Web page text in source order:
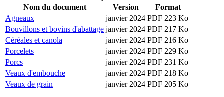
Nom du document
Version
Format
Agneaux
janvier 2024 PDF 223 Ko
Bouvillons et bovins d'abattage janvier 2024 PDF 217 Ko
Céréales et canola
janvier 2024 PDF 216 Ko
Porcelets
janvier 2024 PDF 229 Ko
Porcs
janvier 2024 PDF 231 Ko
Veaux d'embouche
janvier 2024 PDF 218 Ko
Veaux de grain
janvier 2024 PDF 205 Ko